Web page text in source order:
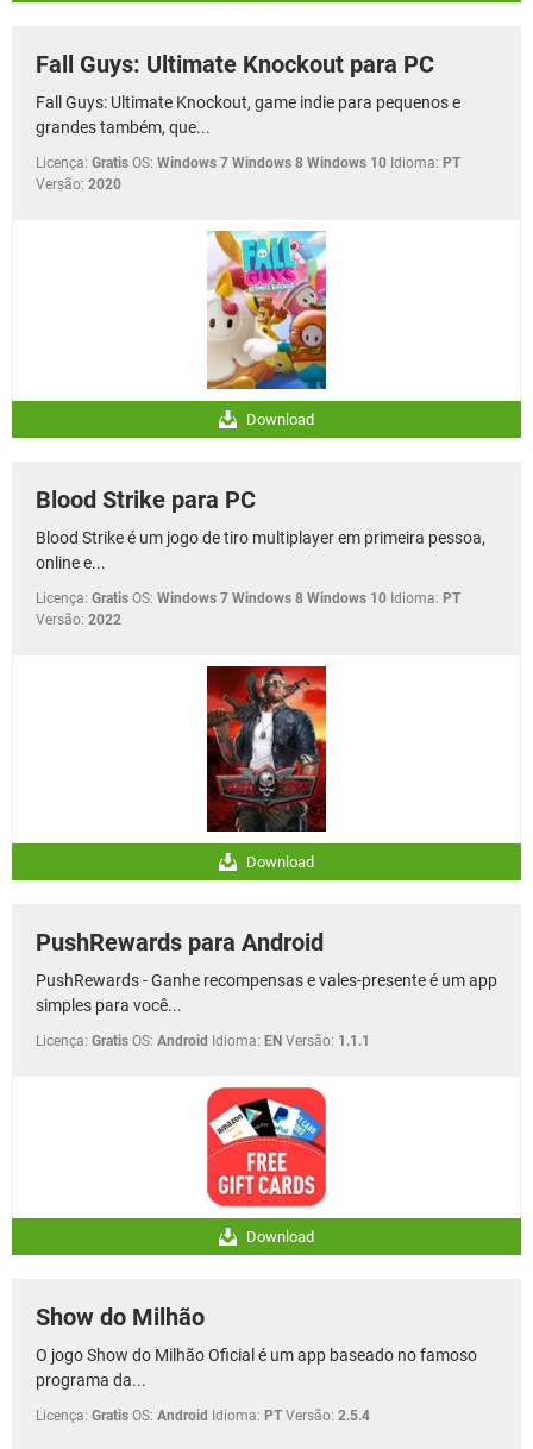
Fall Guys: Ultimate Knockout para PC
Fall Guys: Ultimate Knockout, game indie para pequenos e
grandes também, que...
Licença: Gratis OS: Windows 7 Windows 8 Windows 10 Idioma: PT
Versão: 2020
Download
Blood Strike para PC
Blood Strike é um jogo de tiro multiplayer em primeira pessoa,
online e...
Licença: Gratis OS: Windows 7 Windows 8 Windows 10 Idioma: PT
Versão: 2022
Download
PushRewards para Android
PushRewards - Ganhe recompensas e vales-presente é um app
simples para você...
Licença: Gratis OS: Android Idioma: EN Versão: 1.1.1
Download
Show do Milhão
O jogo Show do Milhão Oficial é um app baseado no famoso
programa da...
Licença: Gratis OS: Android Idioma: PT Versão: 2.5.4